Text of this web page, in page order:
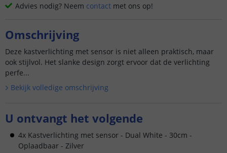
Advies nodig? Neem contact met ons op!
Omschrijving
Deze kastverlichting met sensor is niet alleen praktisch, maar
ook stijlvol. Het slanke design zorgt ervoor dat de verlichting
perfe...
Bekijk volledige omschrijving
U ontvangt het volgende
4x Kastverlichting met sensor - Dual White - 30cm -
Oplaadbaar - Zilver